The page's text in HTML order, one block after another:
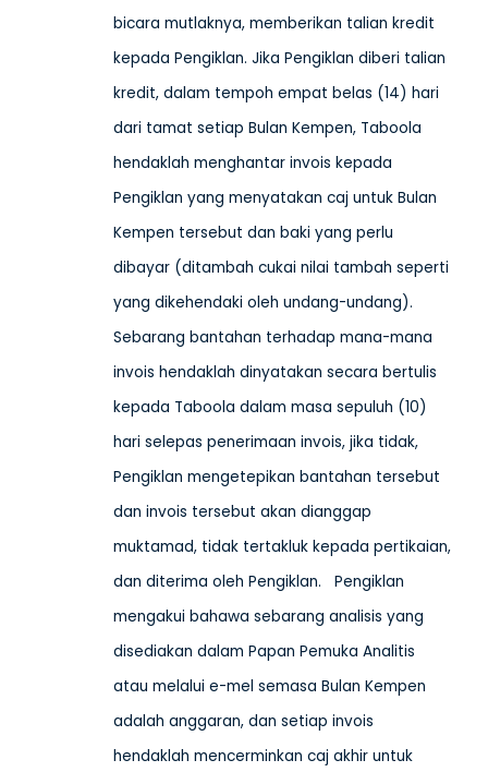
bicara mutlaknya, memberikan talian kredit
kepada Pengiklan. Jika Pengiklan diberi talian
kredit, dalam tempoh empat belas (14) hari
dari tamat setiap Bulan Kempen, Taboola
hendaklah menghantar invois kepada
Pengiklan yang menyatakan caj untuk Bulan
Kempen tersebut dan baki yang perlu
dibayar (ditambah cukai nilai tambah seperti
yang dikehendaki oleh undang-undang).
Sebarang bantahan terhadap mana-mana
invois hendaklah dinyatakan secara bertulis
kepada Taboola dalam masa sepuluh (10)
hari selepas penerimaan invois, jika tidak,
Pengiklan mengetepikan bantahan tersebut
dan invois tersebut akan dianggap
muktamad, tidak tertakluk kepada pertikaian,
dan diterima oleh Pengiklan. Pengiklan
mengakui bahawa sebarang analisis yang
disediakan dalam Papan Pemuka Analitis
atau melalui e-mel semasa Bulan Kempen
adalah anggaran, dan setiap invois
hendaklah mencerminkan caj akhir untuk